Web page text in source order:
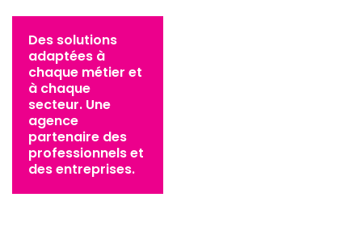
Des solutions
adaptées à
chaque métier et
à chaque
secteur. Une
agence
partenaire des
professionnels et
des entreprises.